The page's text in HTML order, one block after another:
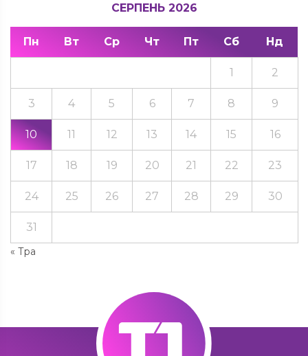
СЕРПЕНЬ 2026
Пн Вт Ср Чт Пт Сб Нд
« Тра
1 2
3 4 5 6 7 8 9
10 11 12 13 14 15 16
17 18 19 20 21 22 23
24 25 26 27 28 29 30
31